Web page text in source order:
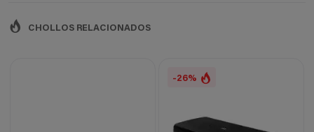
CHOLLOS RELACIONADOS
-26%